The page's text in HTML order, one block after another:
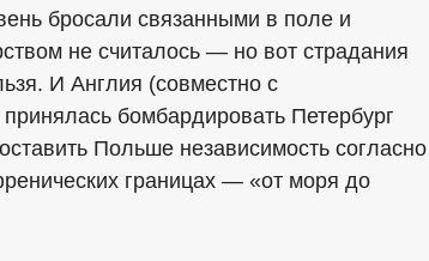
бросали связанными в поле и
не считалось — но вот страдания
И Англия (совместно с
бомбардировать Петербург
Польше независимость согласно
границах — «от моря до